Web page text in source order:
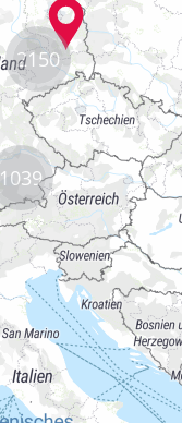
2150
1039